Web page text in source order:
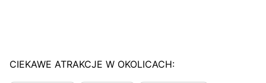
CIEKAWE ATRAKCJE W OKOLICACH: